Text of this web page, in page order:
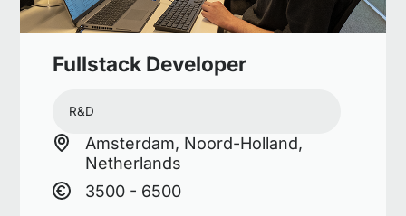
Fullstack Developer
R&D
Amsterdam, Noord-Holland,
Netherlands
3500 - 6500